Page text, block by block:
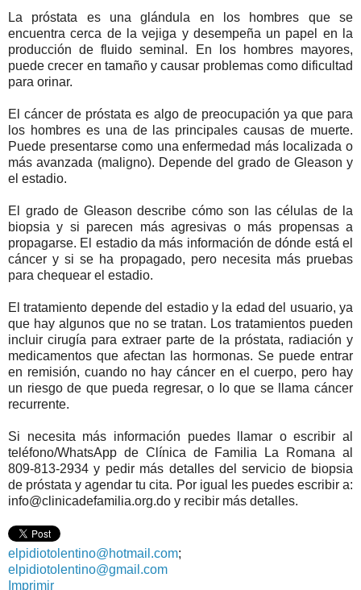
La próstata es una glándula en los hombres que se
encuentra cerca de la vejiga y desempeña un papel en la
producción de fluido seminal. En los hombres mayores,
puede crecer en tamaño y causar problemas como dificultad
para orinar.
El cáncer de próstata es algo de preocupación ya que para
los hombres es una de las principales causas de muerte.
Puede presentarse como una enfermedad más localizada o
más avanzada (maligno). Depende del grado de Gleason y
el estadio.
El grado de Gleason describe cómo son las células de la
biopsia y si parecen más agresivas o más propensas a
propagarse. El estadio da más información de dónde está el
cáncer y si se ha propagado, pero necesita más pruebas
para chequear el estadio.
El tratamiento depende del estadio y la edad del usuario, ya
que hay algunos que no se tratan. Los tratamientos pueden
incluir cirugía para extraer parte de la próstata, radiación y
medicamentos que afectan las hormonas. Se puede entrar
en remisión, cuando no hay cáncer en el cuerpo, pero hay
un riesgo de que pueda regresar, o lo que se llama cáncer
recurrente.
Si necesita más información puedes llamar o escribir al
teléfono/WhatsApp de Clínica de Familia La Romana al
809-813-2934 y pedir más detalles del servicio de biopsia
de próstata y agendar tu cita. Por igual les puedes escribir a:
info@clinicadefamilia.org.do y recibir más detalles.
elpidiotolentino@hotmail.com;
elpidiotolentino@gmail.com
Imprimir